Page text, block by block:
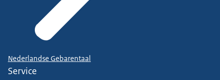
Nederlandse Gebarentaal
Service